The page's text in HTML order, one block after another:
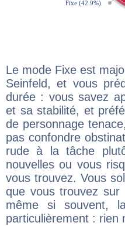
Le mode Fixe est
Seinfeld, et vous
durée : vous savez
et sa stabilité, et
de personnage
pas confondre
rude à la tâche
nouvelles ou vous
vous trouvez. Vous
que vous trouvez
même si souvent,
particulièrement : rien